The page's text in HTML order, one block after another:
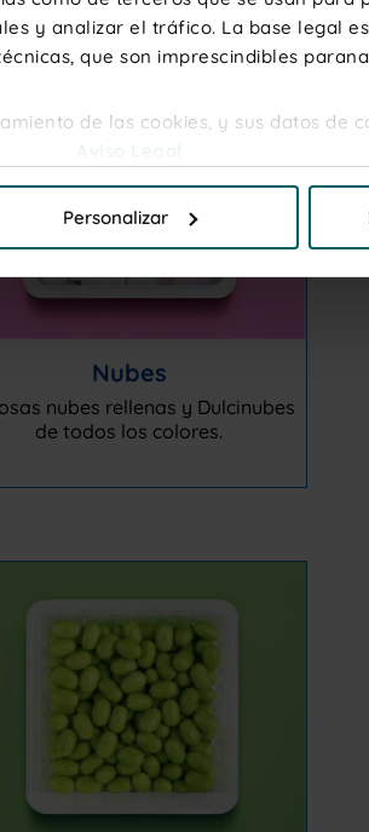
y analizar el tráfico. La base legal
que son imprescindibles
de las cookies, y sus datos de
si desea admitir todas las
que se instalen, para
de cookies
Personalizar
Nubes
nubes rellenas y Dulcinubes
de todos los colores.